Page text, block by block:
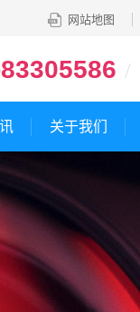
网站地图
/
关于我们